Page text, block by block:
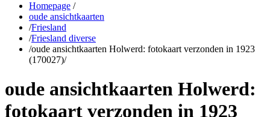
Homepage /
oude ansichtkaarten
/Friesland
/Friesland diverse
/oude ansichtkaarten Holwerd: fotokaart verzonden in 1923
(170027)/
oude ansichtkaarten Holwerd:
fotokaart verzonden in 1923